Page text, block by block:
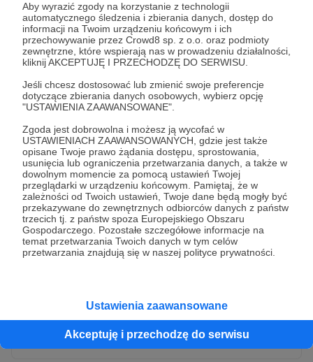
Aby wyrazić zgody na korzystanie z technologii
automatycznego śledzenia i zbierania danych, dostęp do
informacji na Twoim urządzeniu końcowym i ich
przechowywanie przez Crowd8 sp. z o.o. oraz podmioty
zewnętrzne, które wspierają nas w prowadzeniu działalności,
kliknij AKCEPTUJĘ I PRZECHODZĘ DO SERWISU.
Jeśli chcesz dostosować lub zmienić swoje preferencje
dotyczące zbierania danych osobowych, wybierz opcję
"USTAWIENIA ZAAWANSOWANE".
Zgoda jest dobrowolna i możesz ją wycofać w
USTAWIENIACH ZAAWANSOWANYCH, gdzie jest także
opisane Twoje prawo żądania dostępu, sprostowania,
usunięcia lub ograniczenia przetwarzania danych, a także w
dowolnym momencie za pomocą ustawień Twojej
przeglądarki w urządzeniu końcowym. Pamiętaj, że w
zależności od Twoich ustawień, Twoje dane będą mogły być
przekazywane do zewnętrznych odbiorców danych z państw
trzecich tj. z państw spoza Europejskiego Obszaru
Gospodarczego. Pozostałe szczegółowe informacje na
temat przetwarzania Twoich danych w tym celów
przetwarzania znajdują się w naszej polityce prywatności.
Ustawienia zaawansowane
Akceptuję i przechodzę do serwisu
dodatkowe pytania
Treść wiadomości *
* Wyrażam zgodę na przetwarzanie moich danych
osobowych przez Patronite
Administratorem Twoich danych osobowych jest Crowd8 sp. z o.o.
z siedziba w Warszawie, ul. Żwirki i Wigury 16, 02-092 Warszawa.
Twoje dane osobowe będą przetwarzane w szczególności w celu
wykonania umowy zawartej z Tobą, w tym do umożliwienia
Gwarantujemy spełnienie wszystkich Twoich praw wynikających
z ogólnego rozporządzenia o ochronie danych, tj. prawo dostępu,
sprostowania oraz usunięcia Twoich danych, ograniczenia ich
rozwiń zgodę
Wyślij zgłoszenie